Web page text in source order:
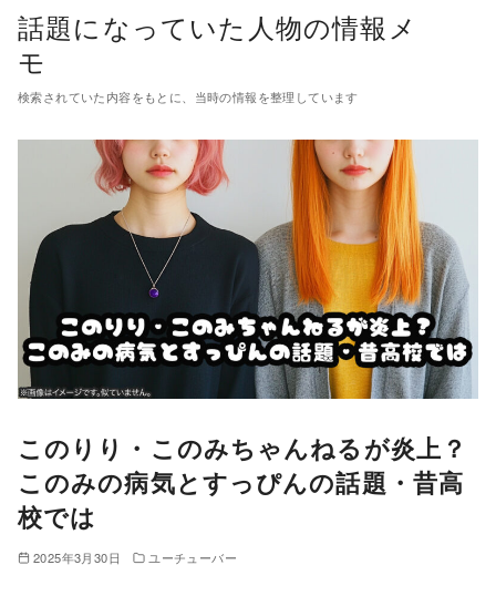
話題になっていた人物の情報メ
モ
検索されていた内容をもとに、当時の情報を整理しています
このりり・このみちゃんねるが炎上？
このみの病気とすっぴんの話題・昔高
校では
2025年3月30日 ユーチューバー